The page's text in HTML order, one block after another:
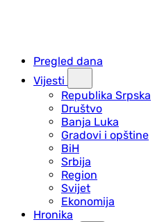
Pregled dana
Vijesti
Republika Srpska
Društvo
Banja Luka
Gradovi i opštine
BiH
Srbija
Region
Svijet
Ekonomija
Hronika